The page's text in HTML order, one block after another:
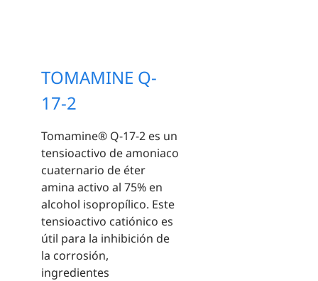
TOMAMINE Q-
17-2
Tomamine® Q-17-2 es un
tensioactivo de amoniaco
cuaternario de éter
amina activo al 75% en
alcohol isopropílico. Este
tensioactivo catiónico es
útil para la inhibición de
la corrosión,
ingredientes